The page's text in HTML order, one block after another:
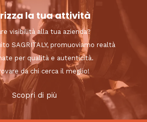
la tua attività
visibilità alla tua azienda?
SAGRITALY, promuoviamo realtà
per qualità e autenticità.
da chi cerca il meglio!
Scopri di più